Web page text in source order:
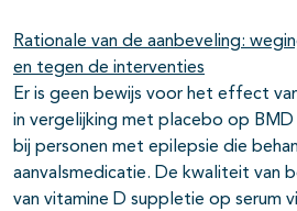
Rationale van de aanbeveling:
en tegen de interventies
Er is geen bewijs voor het effect
in vergelijking met placebo op
bij personen met epilepsie die
aanvalsmedicatie. De kwaliteit van
van vitamine D suppletie op serum